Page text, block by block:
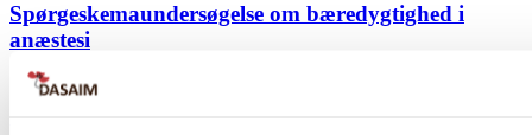
Spørgeskemaundersøgelse om bæredygtighed i
anæstesi